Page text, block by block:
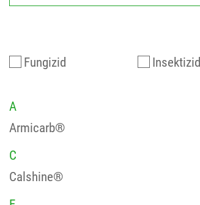
Fungizid Insektizid
A
Armicarb®
C
Calshine®